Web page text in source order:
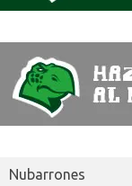
Nubarrones